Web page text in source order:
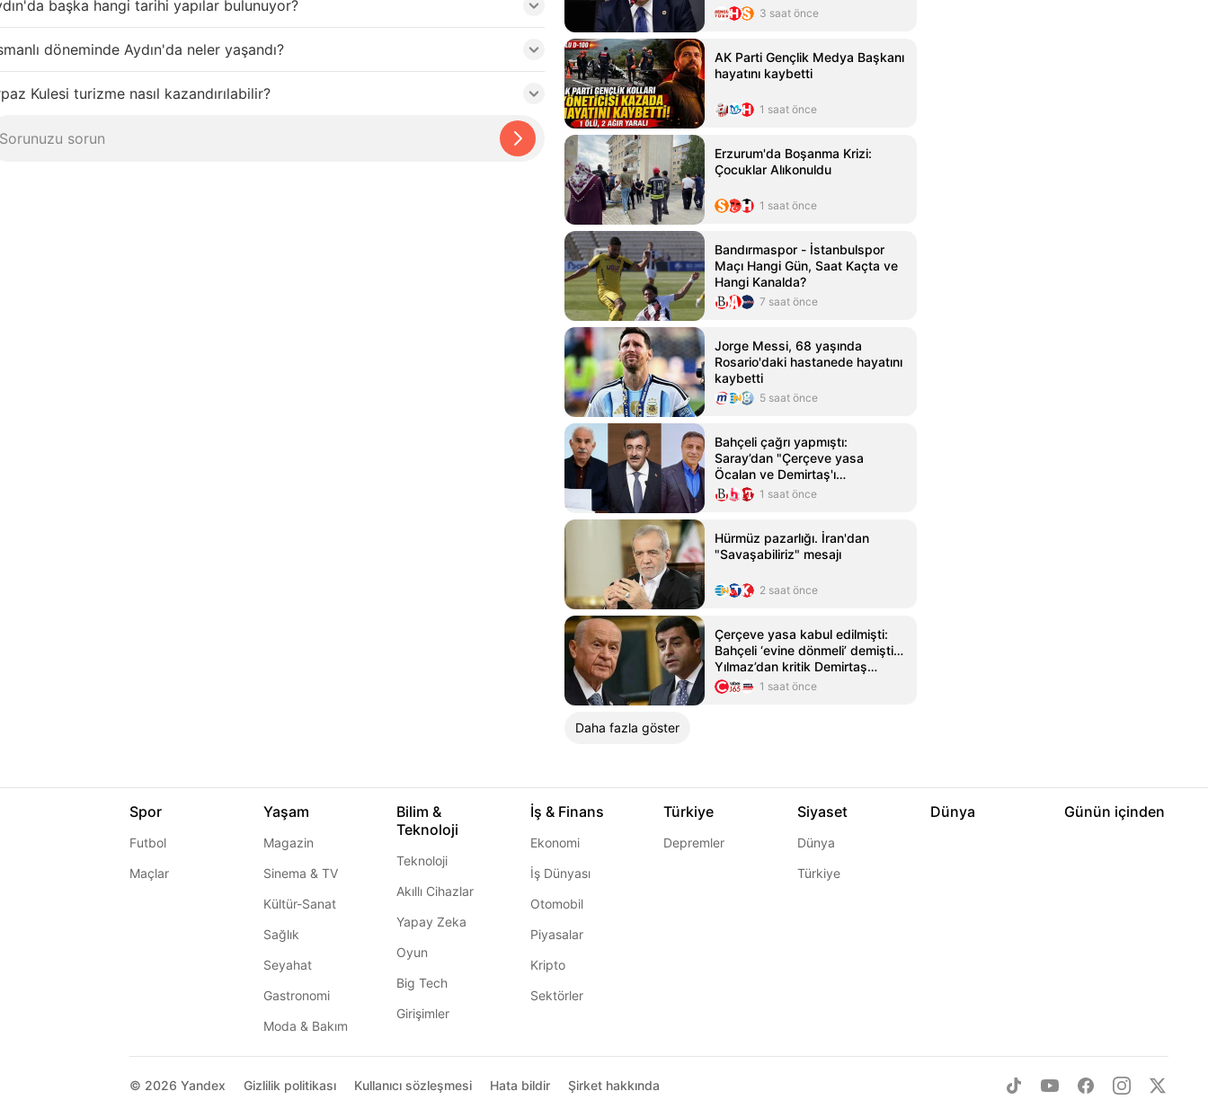
başka hangi tarihi yapılar bulunuyor?
döneminde Aydın'da neler yaşandı?
Kulesi turizme nasıl kazandırılabilir?
3 saat önce
AK Parti Gençlik Medya Başkanı
hayatını kaybetti
1 saat önce
Erzurum'da Boşanma Krizi:
Çocuklar Alıkonuldu
1 saat önce
Bandırmaspor - İstanbulspor
Maçı Hangi Gün, Saat Kaçta ve
Hangi Kanalda?
7 saat önce
Jorge Messi, 68 yaşında
Rosario'daki hastanede hayatını
kaybetti
5 saat önce
Bahçeli çağrı yapmıştı:
Saray’dan "Çerçeve yasa
Öcalan ve Demirtaş'ı
kapsayacak mı?" sorusuna
yanıt
1 saat önce
Hürmüz pazarlığı. İran'dan
"Savaşabiliriz" mesajı
2 saat önce
Çerçeve yasa kabul edilmişti:
Bahçeli ‘evine dönmeli’ demişti…
Yılmaz’dan kritik Demirtaş
açıklaması1 saat önce
Daha fazla göster
Spor
Futbol
Maçlar
Yaşam
Magazin
Sinema & TV
Kültür-Sanat
Sağlık
Seyahat
Gastronomi
Moda & Bakım
Bilim &
Teknoloji
Teknoloji
Akıllı Cihazlar
Yapay Zeka
Oyun
Big Tech
Girişimler
İş & Finans
Ekonomi
İş Dünyası
Otomobil
Piyasalar
Kripto
Sektörler
Türkiye
Depremler
Siyaset
Dünya
Türkiye
Dünya Günün içinden
© 2026 Yandex Gizlilik politikası Kullanıcı sözleşmesi Hata bildir Şirket hakkında